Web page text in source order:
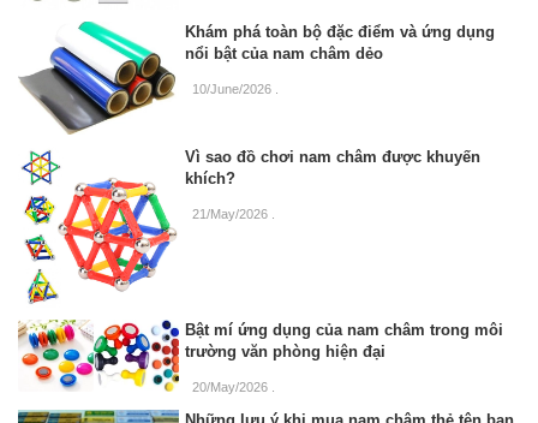
Khám phá toàn bộ đặc điểm và ứng dụng
nổi bật của nam châm dẻo
10/June/2026
Vì sao đồ chơi nam châm được khuyến
khích?
21/May/2026
Bật mí ứng dụng của nam châm trong môi
trường văn phòng hiện đại
20/May/2026